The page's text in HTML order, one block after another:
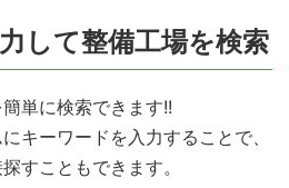
して整備工場を検索
単に検索できます!!
キーワードを入力することで、
すこともできます。